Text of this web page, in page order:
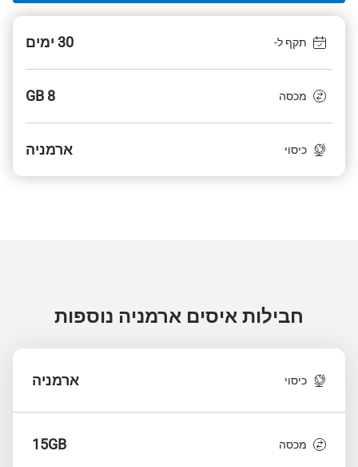
תקף ל- 30 ימים
מכסה 8 GB
כיסוי ארמניה
חבילות איסים ארמניה נוספות
כיסוי ארמניה
מכסה 15GB